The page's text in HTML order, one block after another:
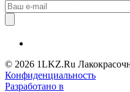
© 2026 1LKZ.Ru
Конфиденциальность
Разработано в